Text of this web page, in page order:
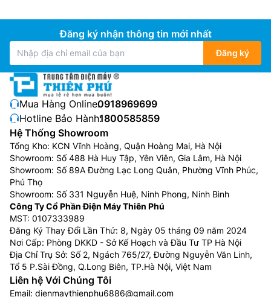
Đăng ký nhận thông tin mới nhất
Đăng ký
Mua Hàng Online:0918969699
Hotline Bảo Hành:1800585859
Hệ Thống Showroom
Tổng Kho: KCN Vĩnh Hoàng, Quận Hoàng Mai, Hà Nội
Showroom: Số 488 Hà Huy Tập, Yên Viên, Gia Lâm, Hà Nội
Showroom: Số 89A Đường Lạc Long Quân, Phường Vĩnh Phúc,
Phú Thọ
Showroom: Số 331 Nguyễn Huệ, Ninh Phong, Ninh Bình
Công Ty Cổ Phần Điện Máy Thiên Phú
MST: 0107333989
Đăng Ký Thay Đổi Lần Thứ: 8, Ngày 05 tháng 09 năm 2024
Nơi Cấp: Phòng DKKD - Sở Kế Hoạch và Đầu Tư TP Hà Nội
Địa Chỉ Trụ Sở: Số 2, Ngách 765/27, Đường Nguyễn Văn Linh,
Tổ 5 P.Sài Đồng, Q.Long Biên, TP.Hà Nội, Việt Nam
Liên hệ Với Chúng Tôi
Email: dienmaythienphu6886@gmail.com